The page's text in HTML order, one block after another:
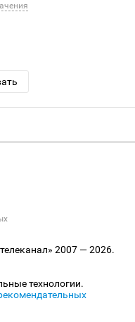
2007 — 2026.
технологии.